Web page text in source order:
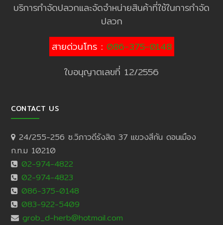
บริการกำจัดปลวกและจัดจำหน่ายสินค้าที่ใช้ในการกำจัด
ปลวก
สายด่วนโทร : 086-375-0148
ใบอนุญาตเลขที่ 12/2556
CONTACT US
24/255-256 ซ.วิภาวดีรังสิต 37 แขวงสีกัน ดอนเมือง
ก.ท.ม 10210
02-974-4822
02-974-4823
086-375-0148
083-922-5409
grob_d-herb@hotmail.com